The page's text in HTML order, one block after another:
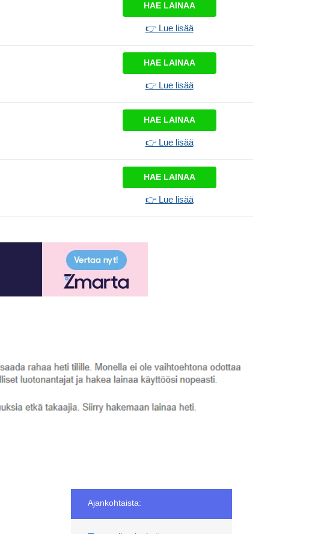
HAE LAINAA
👉 Lue lisää
HAE LAINAA
👉 Lue lisää
HAE LAINAA
👉 Lue lisää
HAE LAINAA
👉 Lue lisää
Ajankohtaista: